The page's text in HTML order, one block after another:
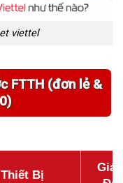
viettel
FTTH (đơn lẻ &
Thiết Bị
Giá